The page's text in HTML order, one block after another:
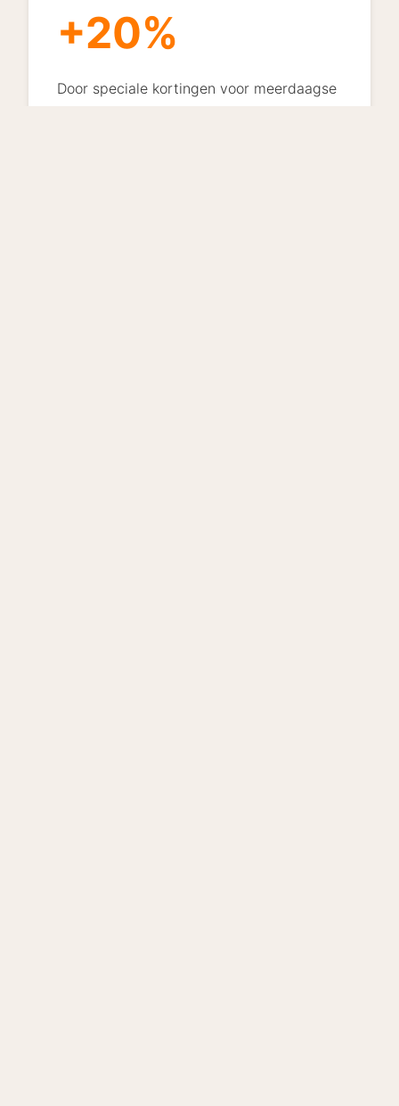
+20%
Door speciale kortingen voor meerdaagse